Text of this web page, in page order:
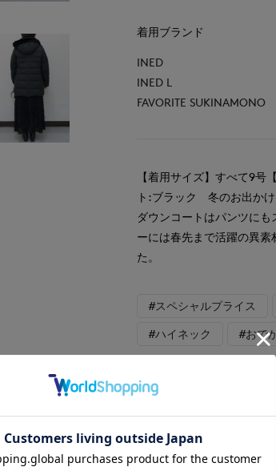
着用ブランド
INED
INED L
FAVORITE SUKINAMONO
【着用サイズ】すべて9
ト:ブラック 冬のお出か
ダウンコートはパンツに
ーには春先まで活躍の異
た。
#スペシャルプライス
#ハイネック #おで